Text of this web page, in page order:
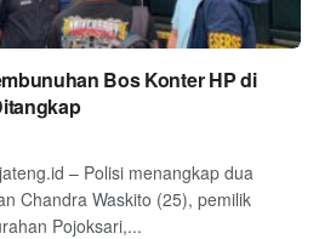
Bos Konter HP di
– Polisi menangkap dua
Chandra Waskito (25), pemilik
Pojoksari,...